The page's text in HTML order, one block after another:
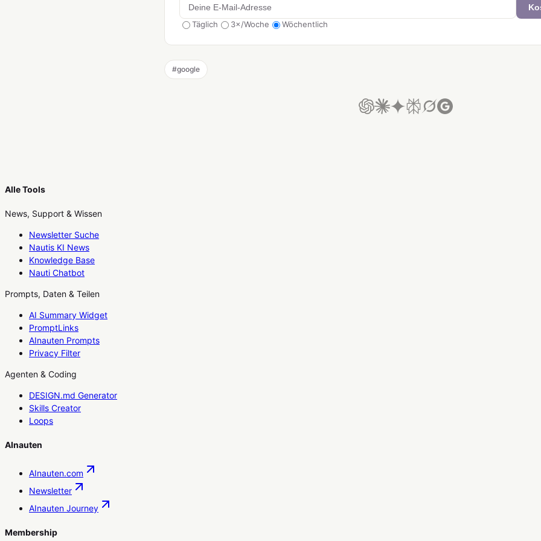
Täglich
3×/Woche Wöchentlich
#google
Alle Tools
News, Support & Wissen
Newsletter Suche
Nautis KI News
Knowledge Base
Nauti Chatbot
Prompts, Daten & Teilen
AI Summary Widget
PromptLinks
AInauten Prompts
Privacy Filter
Agenten & Coding
DESIGN.md Generator
Skills Creator
Loops
AInauten
AInauten.com
Newsletter
AInauten Journey
Membership